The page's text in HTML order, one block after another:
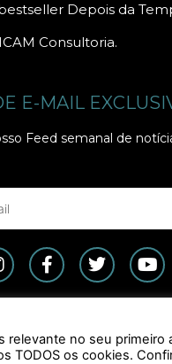
Depois da
Consultoria.
E-MAIL
Feed semanal de
relevante no seu primeiro
TODOS os cookies.